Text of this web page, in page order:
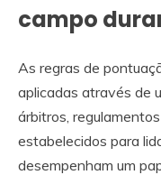
campo
As regras de
aplicadas através de
árbitros,
estabelecidos para
desempenham um